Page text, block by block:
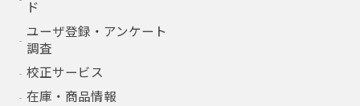
ド
ユーザ登録・アンケート
調査
校正サービス
在庫・商品情報